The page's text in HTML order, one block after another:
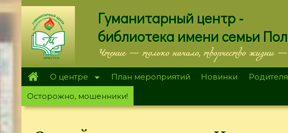
Перейти
к
основному
содержанию
Гуманитарный центр -
библиотека имени семьи
Чтение — только начало, творчество жизни —
О центре План мероприятий Новинки
Осторожно, мошенники!